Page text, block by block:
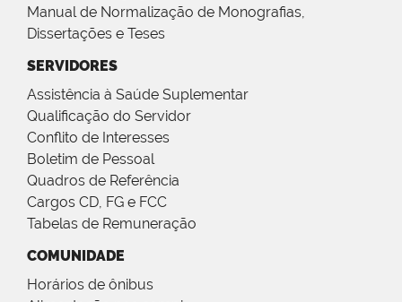
Manual de Normalização de Monografias,
Dissertações e Teses
SERVIDORES
Assistência à Saúde Suplementar
Qualificação do Servidor
Conflito de Interesses
Boletim de Pessoal
Quadros de Referência
Cargos CD, FG e FCC
Tabelas de Remuneração
COMUNIDADE
Horários de ônibus